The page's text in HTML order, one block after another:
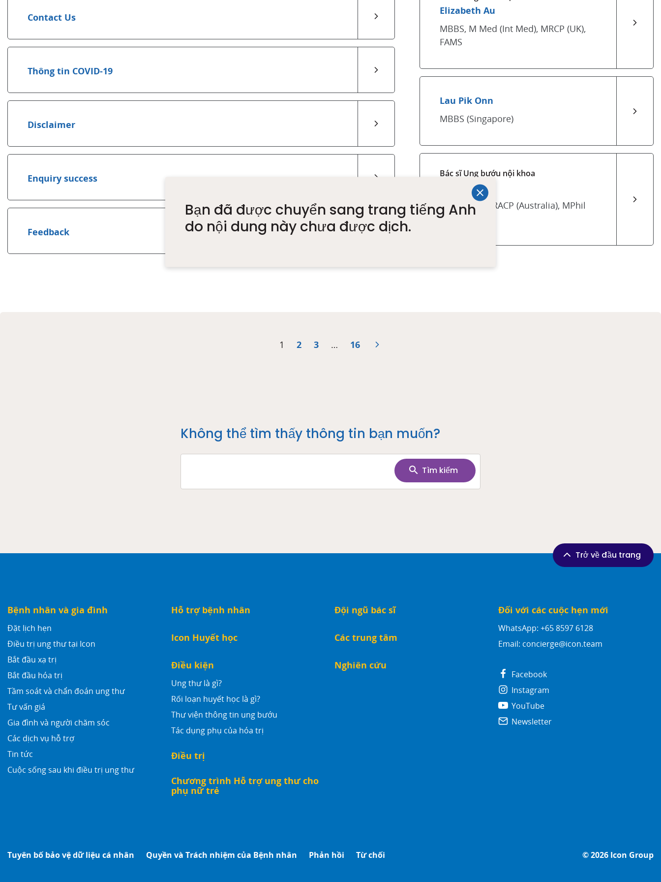
Contact Us
Thông tin COVID-19
Disclaimer
Enquiry success
Feedback
Elizabeth Au
MBBS, M Med (Int Med), MRCP (UK),
FAMS
Lau Pik Onn
MBBS (Singapore)
Bác sĩ Ung bướu nội khoa
Patricia Kho
MBBS (UK), FRACP (Australia), MPhil
(Sydney)
1 2 3 … 16
Không thể tìm thấy thông tin bạn muốn?
Tìm kiếm
Bệnh nhân và gia đình
Đặt lịch hẹn
Điều trị ung thư tại Icon
Bắt đầu xạ trị
Bắt đầu hóa trị
Tầm soát và chẩn đoán ung thư
Tư vấn giá
Gia đình và người chăm sóc
Các dịch vụ hỗ trợ
Tin tức
Cuộc sống sau khi điều trị ung thư
Hỗ trợ bệnh nhân
Icon Huyết học
Điều kiện
Ung thư là gì?
Rối loạn huyết học là gì?
Thư viện thông tin ung bướu
Tác dụng phụ của hóa trị
Điều trị
Chương trình Hỗ trợ ung thư cho
phụ nữ trẻ
Đội ngũ bác sĩ
Các trung tâm
Nghiên cứu
Đối với các cuộc hẹn mới
WhatsApp: +65 8597 6128
Email: concierge@icon.team
Facebook
Instagram
YouTube
Newsletter
Trở về đầu trang
Tuyên bố bảo vệ dữ liệu cá nhân Quyền và Trách nhiệm của Bệnh nhân Phản hồi Từ chối © 2026 Icon Group
Bạn đã được chuyển sang trang tiếng Anh
do nội dung này chưa được dịch.